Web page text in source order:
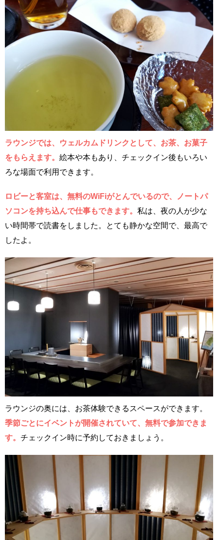
ラウンジでは、ウェルカムドリンクとして、お茶、お菓子
をもらえます。 絵本や本もあり、チェックイン後もいろい
ろな場面で利用できます。
ロビーと客室は、無料のWiFiがとんでいるので、ノートパ
ソコンを持ち込んで仕事もできます。 私は、夜の人が少な
い時間帯で読書をしました。とても静かな空間で、最高で
したよ。
ラウンジの奥には、お茶体験できるスペースができます。
季節ごとにイベントが開催されていて、無料で参加できま
す。 チェックイン時に予約しておきましょう。